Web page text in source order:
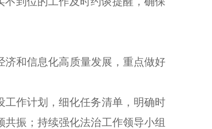
济和信息化高质量发展，重点做好
工作计划，细化任务清单，明确时
振；持续强化法治工作领导小组